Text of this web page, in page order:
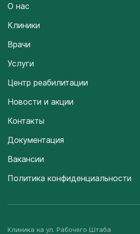
О нас
Клиники
Врачи
Услуги
Центр реабилитации
Новости и акции
Контакты
Документация
Вакансии
Политика конфиденциальности
Клиника на ул. Рабочего Штаба